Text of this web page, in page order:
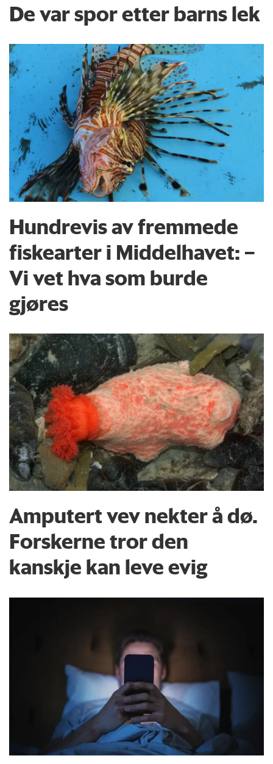
De var spor etter barns lek
Hundrevis av fremmede
fiskearter i Middelhavet: –
Vi vet hva som burde
gjøres
Amputert vev nekter å dø.
Forskerne tror den
kanskje kan leve evig